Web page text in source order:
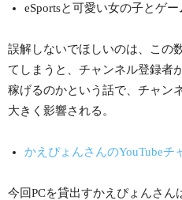
eSportsと可愛い女の子とゲ
誤解しないでほしいのは、この
てしまうと、チャンネル登録者
稼げるのかという話で、チャン
大きく影響される。
かえぴょんさんのYouTubeチ
今回PCを貸出すかえぴょんさん